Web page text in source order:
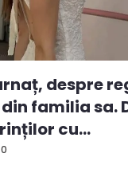
despre
familia sa.
cu